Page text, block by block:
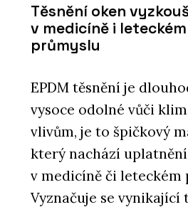
Těsnění oken
v medicíně i leteckém
průmyslu
EPDM těsnění je
vysoce odolné vůči
vlivům, je to špičkový
který nachází
v medicíně či leteckém
Vyznačuje se vynikající